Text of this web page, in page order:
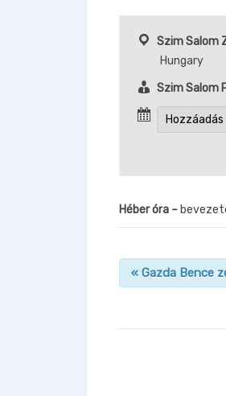
Szim Salom
Hungary
Szim Salom
Héber óra –
n
« Gazda Bence